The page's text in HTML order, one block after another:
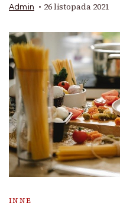
Admin 26 listopada 2021
INNE